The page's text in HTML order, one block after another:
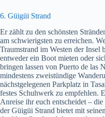
6. Güigüi Strand
Er zählt zu den schönsten
am schwierigsten zu erreichen.
Traumstrand im Westen der Insel
entweder ein Boot mieten oder
bringen lassen von Puerto de las
mindestens zweistündige
nächstgelegenen Parkplatz in
festes Schuhwerk zu empfehlen.
Anreise ihr euch entscheidet –
der Güigüi Strand bietet mit